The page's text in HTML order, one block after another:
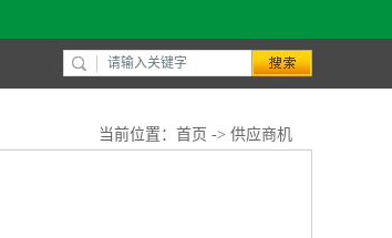
当前位置： 首页 -> 供应商机